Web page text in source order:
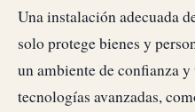
Una instalación adecuada
solo protege bienes y
un ambiente de confianza
tecnologías avanzadas,